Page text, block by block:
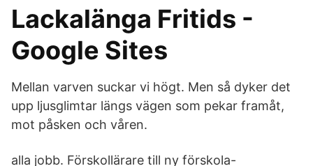
Lackalänga Fritids -
Google Sites
Mellan varven suckar vi högt. Men så dyker det
upp ljusglimtar längs vägen som pekar framåt,
mot påsken och våren.
alla jobb. Förskollärare till ny förskola-